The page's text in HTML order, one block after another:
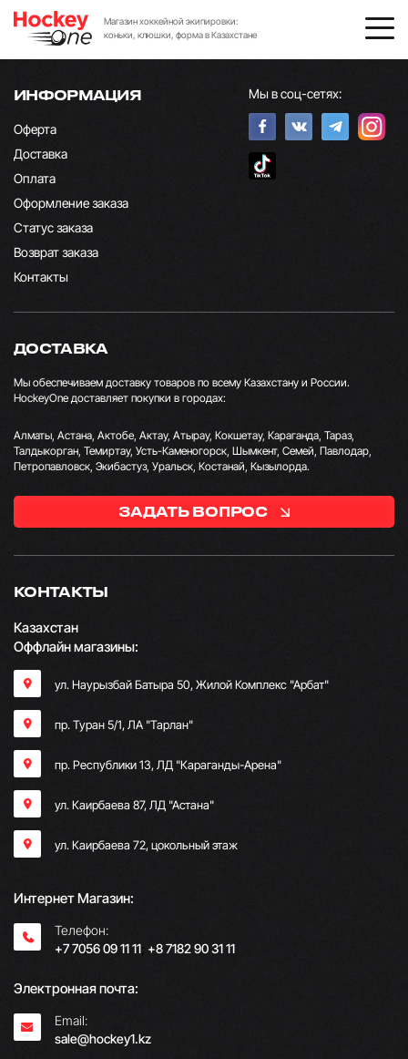
Магазин хоккейной экипировки:
коньки, клюшки, форма в Казахстане
ИНФОРМАЦИЯ
Оферта
Доставка
Оплата
Оформление заказа
Статус заказа
Возврат заказа
Контакты
Мы в соц-сетях:
КОНТАКТЫ
Казахстан
Оффлайн магазины:
ул. Наурызбай Батыра 50, Жилой Комплекс "Арбат"
пр. Туран 5/1, ЛА "Тарлан"
пр. Республики 13, ​ЛД "Караганды-Арена"
ул. Каирбаева 87, ЛД "Астана"
ул. Каирбаева 72, цокольный этаж
Интернет Магазин:
Телефон:
+7 7056 09 11 11; +8 7182 90 31 11
Электронная почта:
Email:
sale@hockey1.kz
ДОСТАВКА
Мы обеспечиваем доставку товаров по всему Казахстану и России.
HockeyOne доставляет покупки в городах:
Алматы, Астана, Актобе, Актау, Атырау, Кокшетау, Караганда, Тараз,
Талдыкорган, Темиртау, Усть-Каменогорск, Шымкент, Семей, Павлодар,
Петропавловск, Экибастуз, Уральск, Костанай, Кызылорда.
ЗАДАТЬ ВОПРОС